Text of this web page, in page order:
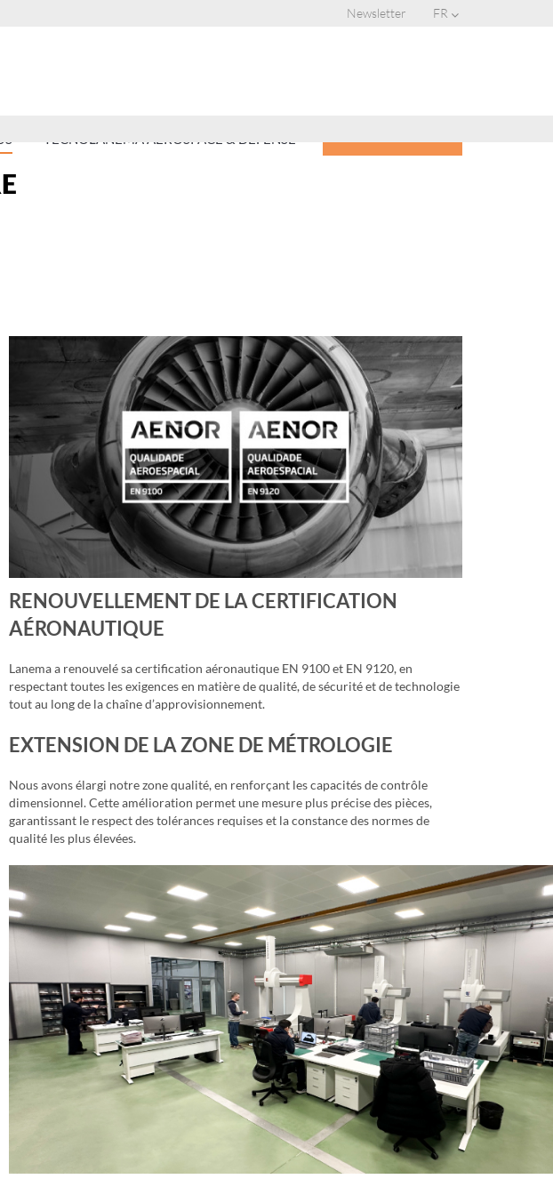
FR
Newsletter
RENOUVELLEMENT DE LA CERTIFICATION
AÉRONAUTIQUE
Lanema a renouvelé sa certification aéronautique EN 9100 et EN 9120, en
respectant toutes les exigences en matière de qualité, de sécurité et de technologie
tout au long de la chaîne d’approvisionnement.
EXTENSION DE LA ZONE DE MÉTROLOGIE
Nous avons élargi notre zone qualité, en renforçant les capacités de contrôle
dimensionnel. Cette amélioration permet une mesure plus précise des pièces,
garantissant le respect des tolérances requises et la constance des normes de
qualité les plus élevées.